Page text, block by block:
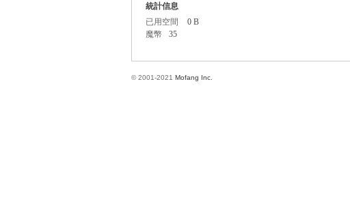
統計信息
已用空間
0 B
魔幣
35
© 2001-2021 Mofang Inc.